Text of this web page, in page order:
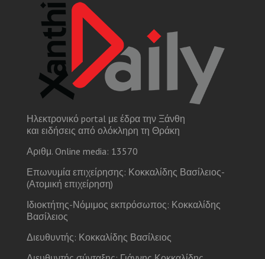
Ηλεκτρονικό portal με έδρα την Ξάνθη
και ειδήσεις από ολόκληρη τη Θράκη
Αριθμ. Online media: 13570
Επωνυμία επιχείρησης: Κοκκαλίδης Βασίλειος-
(Ατομική επιχείρηση)
Ιδιοκτήτης-Νόμιμος εκπρόσωπος: Κοκκαλίδης
Βασίλειος
Διευθυντής: Κοκκαλίδης Βασίλειος